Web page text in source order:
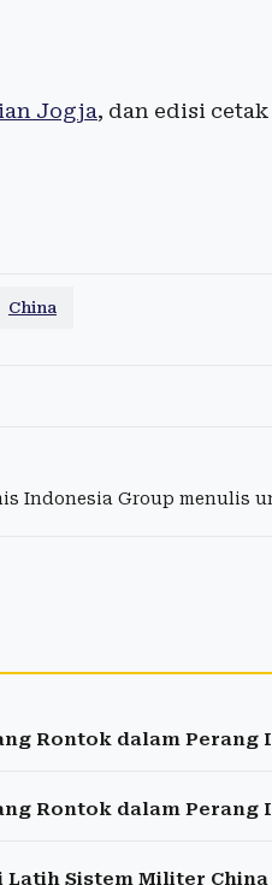
Jogja, dan edisi
China
Indonesia Group menulis
Rontok dalam Perang
Rontok dalam Perang
Latih Sistem Militer China